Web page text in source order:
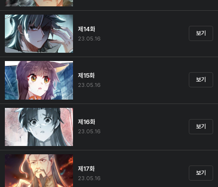
제14화
23.05.16
보기
제15화
23.05.16
보기
제16화
23.05.16
보기
제17화
23.05.16
보기